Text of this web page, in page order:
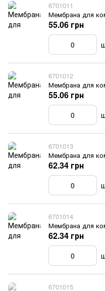
6701011
Мембрана для
55.06 грн
6701012
Мембрана для
55.06 грн
6701013
Мембрана для
62.34 грн
6701014
Мембрана для
62.34 грн
6701015